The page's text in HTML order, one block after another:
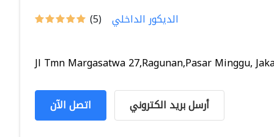
(5) الديكور الداخلي
Jl Tmn Margasatwa 27,Ragunan,Pasar Minggu,
اتصل الآن أرسل بريد الكتروني